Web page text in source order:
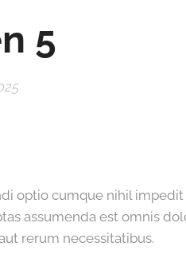
5
optio cumque nihil
assumenda est omnis
rerum necessitatibus.